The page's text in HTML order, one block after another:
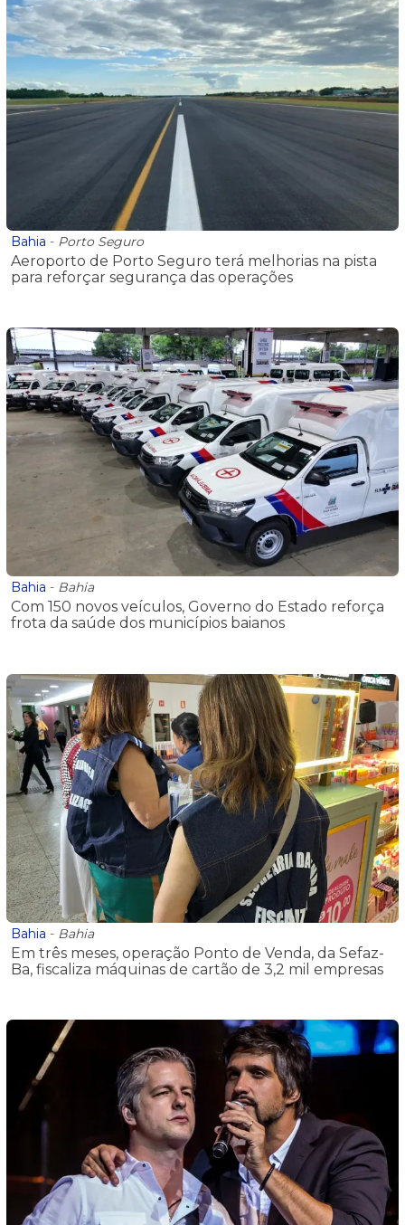
Bahia - Porto Seguro
Aeroporto de Porto Seguro terá melhorias na pista
para reforçar segurança das operações
Bahia - Bahia
Com 150 novos veículos, Governo do Estado reforça
frota da saúde dos municípios baianos
Bahia - Bahia
Em três meses, operação Ponto de Venda, da Sefaz-
Ba, fiscaliza máquinas de cartão de 3,2 mil empresas